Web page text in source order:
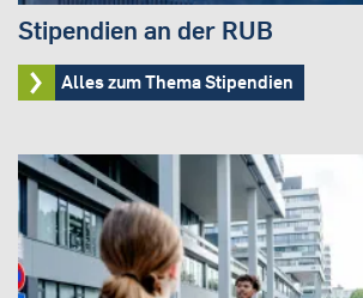
Stipendien an der RUB
Alles zum Thema Stipendien